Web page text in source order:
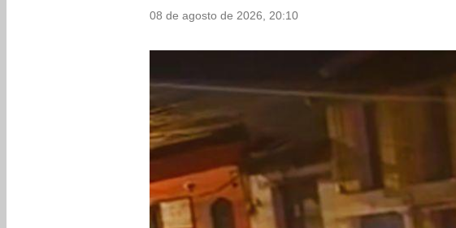
08 de agosto de 2026, 20:10